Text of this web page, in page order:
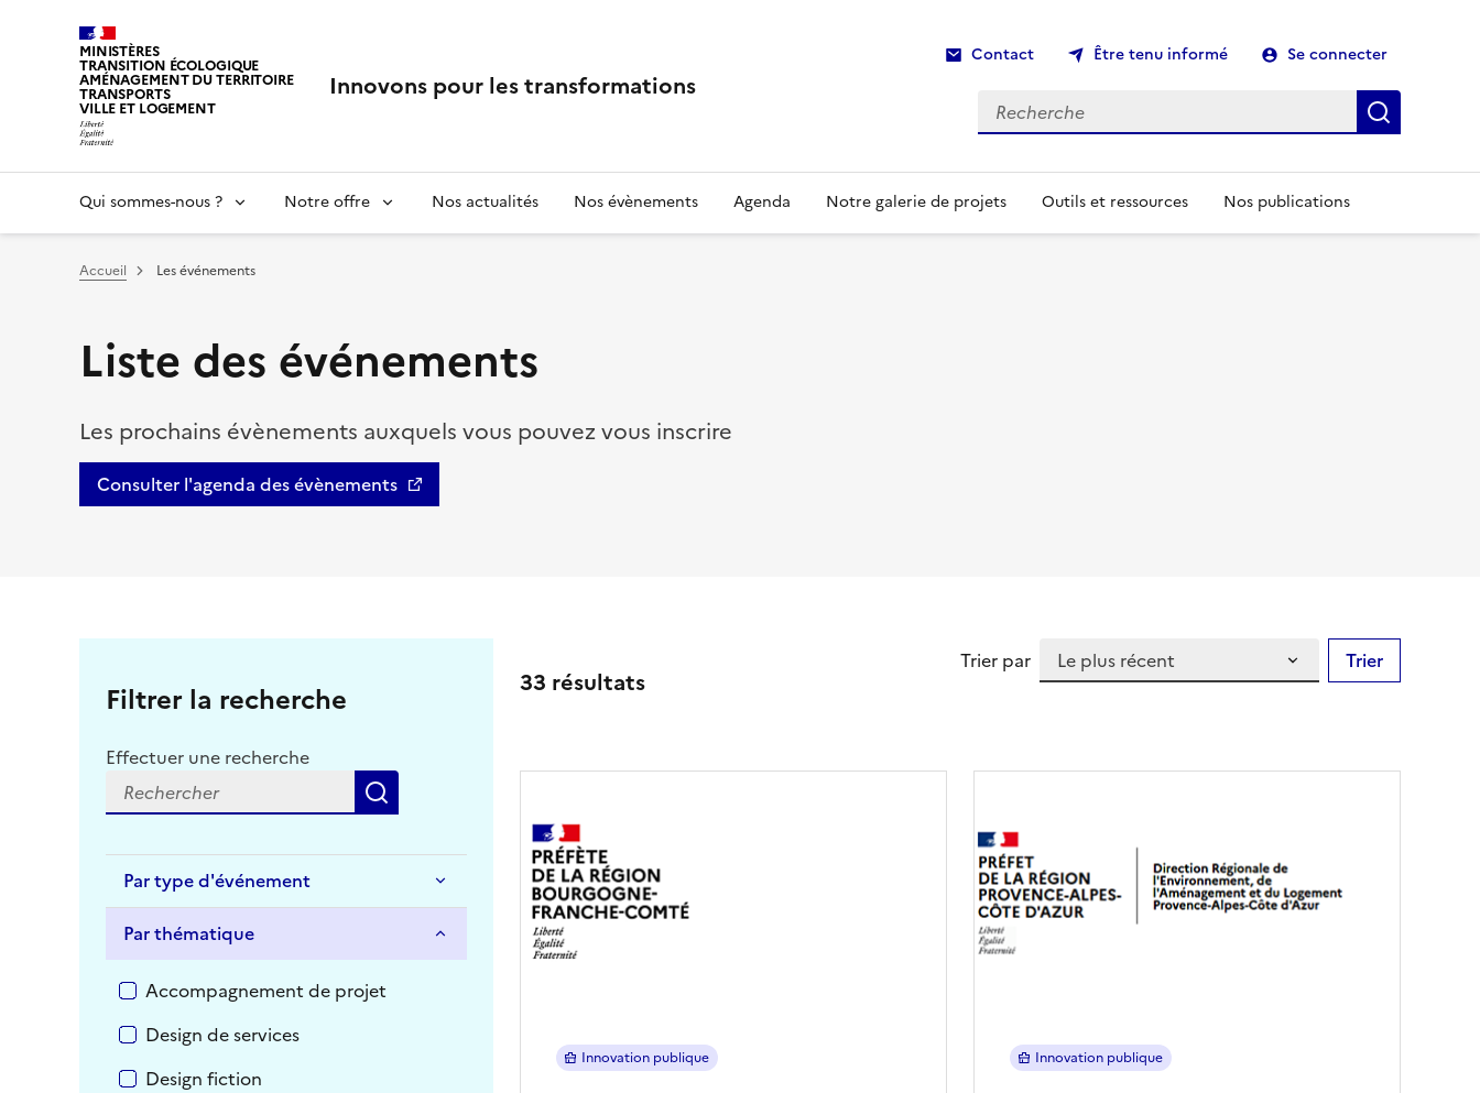
MINISTÈRES
TRANSITION ÉCOLOGIQUE
AMÉNAGEMENT DU TERRITOIRE
TRANSPORTS
VILLE ET LOGEMENT
Innovons pour les transformations
Contact Être tenu informé Se connecter
Recherche
Qui sommes-nous ? Notre offre Nos actualités Nos évènements Agenda Notre galerie de projets Outils et ressources Nos publications
Vous êtes ici :
Accueil Les événements
Liste des événements
Les prochains évènements auxquels vous pouvez vous inscrire
Consulter l'agenda des évènements
Filtrer la recherche
Effectuer une recherche
Par type d'événement
Par thématique
Par thématique
Accompagnement de projet
Design de services
Design fiction
33 résultats
Trier par Trier
Innovation publique Innovation publique